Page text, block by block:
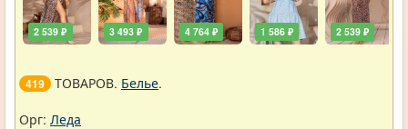
2 539 ₽ 3 493 ₽ 4 764 ₽ 1 586 ₽ 2 539 ₽
419 ТОВАРОВ. Белье.
Орг: Леда